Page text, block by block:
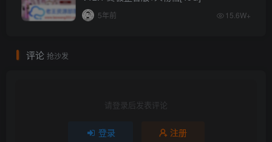
5年前 15.6W+
评论 抢沙发
请登录后发表评论
登录 注册